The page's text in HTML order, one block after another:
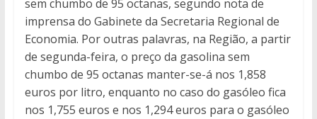
sem chumbo de 95 octanas, segundo nota de
imprensa do Gabinete da Secretaria Regional de
Economia. Por outras palavras, na Região, a partir
de segunda-feira, o preço da gasolina sem
chumbo de 95 octanas manter-se-á nos 1,858
euros por litro, enquanto no caso do gasóleo fica
nos 1,755 euros e nos 1,294 euros para o gasóleo